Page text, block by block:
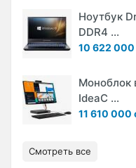
Ноутбук
DDR4 ...
10 622 000
Моноблок
IdeaC ...
11 610 000
Смотреть все